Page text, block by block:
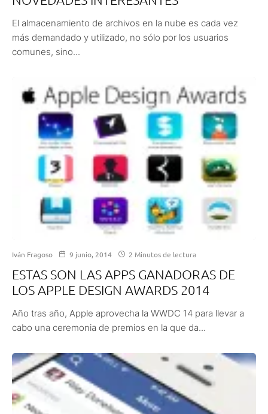
El almacenamiento de archivos en la nube es cada vez
más demandado y utilizado, no sólo por los usuarios
comunes, sino...
Iván Fragoso 9 junio, 2014 2 Minutos de lectura
ESTAS SON LAS APPS GANADORAS DE
LOS APPLE DESIGN AWARDS 2014
Año tras año, Apple aprovecha la WWDC 14 para llevar a
cabo una ceremonia de premios en la que da...